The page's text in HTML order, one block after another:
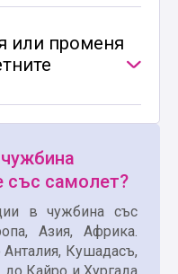
или променя
със самолет?
в чужбина със
Азия, Африка.
Кушадасъ,